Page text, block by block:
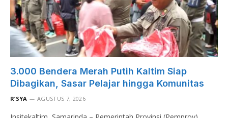
3.000 Bendera Merah Putih Kaltim Siap
Dibagikan, Sasar Pelajar hingga Komunitas
R’SYA AGUSTUS 7, 2026